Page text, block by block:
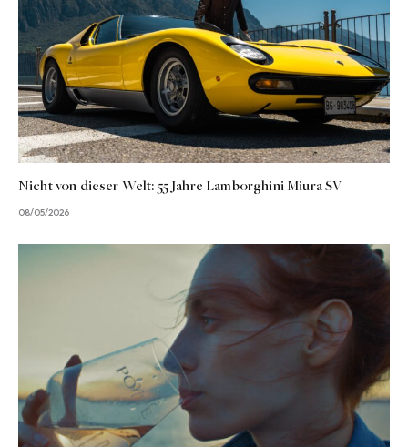
Nicht von dieser Welt: 55 Jahre Lamborghini Miura SV
08/05/2026